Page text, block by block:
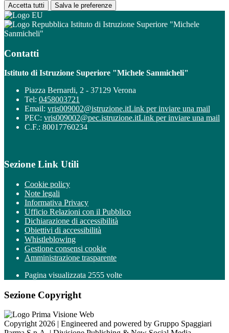
Accetta tutti Salva le preferenze
Istituto di Istruzione Superiore "Michele
Sanmicheli"
Contatti
Istituto di Istruzione Superiore "Michele Sanmicheli"
Piazza Bernardi, 2 - 37129 Verona
Tel: 0458003721
Email: vris009002@istruzione.itLink per inviare una mail
PEC: vris009002@pec.istruzione.itLink per inviare una mail
C.F.: 80017760234
Sezione Link Utili
Cookie policy
Note legali
Informativa Privacy
Ufficio Relazioni con il Pubblico
Dichiarazione di accessibilità
Obiettivi di accessibilità
Whistleblowing
Gestione consensi cookie
Amministrazione trasparente
Pagina visualizzata 2555 volte
Sezione Copyright
Copyright 2026 | Engineered and powered by Gruppo Spaggiari